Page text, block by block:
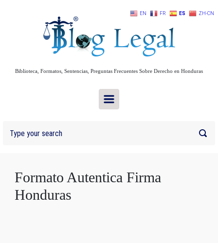
Biblioteca, Formatos, Sentencias, Preguntas Frecuentes Sobre Derecho en Honduras
Formato Autentica Firma
Honduras
EN FR ES ZH-CN